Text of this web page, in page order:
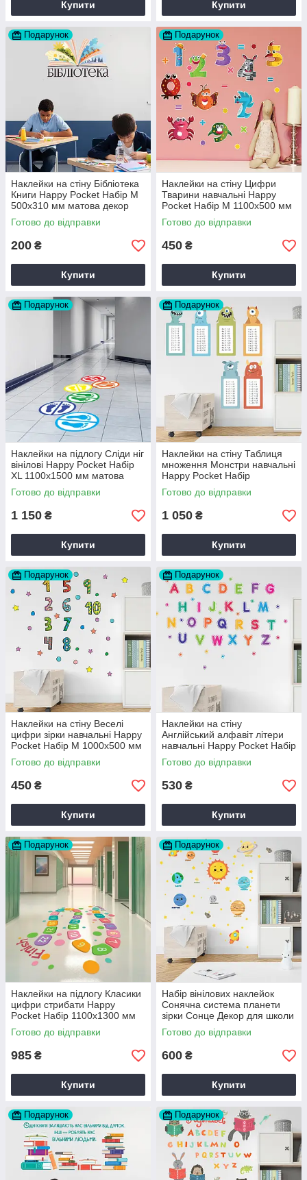
Купити Купити
Подарунок
Наклейки на стіну Бібліотека
Книги Happy Pocket Набір M
500х310 мм матова декор
дитячої
Готово до відправки
200 ₴
Купити
Подарунок
Наклейки на стіну Цифри
Тварини навчальні Happy
Pocket Набір M 1100х500 мм
матова декор дитячої
Готово до відправки
450 ₴
Купити
Подарунок
Наклейки на підлогу Сліди ніг
вінілові Happy Pocket Набір
XL 1100х1500 мм матова
декор дитячої
Готово до відправки
1 150 ₴
Купити
Подарунок
Наклейки на стіну Таблиця
множення Монстри навчальні
Happy Pocket Набір
1100х1400 мм матова
Готово до відправки
1 050 ₴
Купити
Подарунок
Наклейки на стіну Веселі
цифри зірки навчальні Happy
Pocket Набір M 1000х500 мм
матова декор дитячої
Готово до відправки
450 ₴
Купити
Подарунок
Наклейки на стіну
Англійський алфавіт літери
навчальні Happy Pocket Набір
1000х600 мм матова
Готово до відправки
530 ₴
Купити
Подарунок
Наклейки на підлогу Класики
цифри стрибати Happy
Pocket Набір 1100х1300 мм
матова декор дитячої
Готово до відправки
985 ₴
Купити
Подарунок
Набір вінілових наклейок
Сонячна система планети
зірки Сонце Декор для школи
Набір М 1100х500мм матова
Готово до відправки
600 ₴
Купити
Подарунок Подарунок